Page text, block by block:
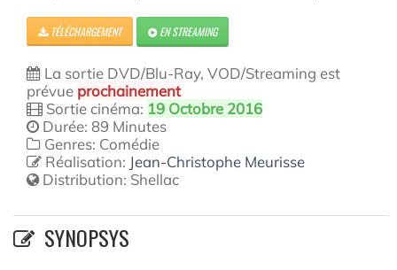
TÉLÉCHARGEMENT EN STREAMING
La sortie DVD/Blu-Ray, VOD/Streaming est
prévue prochainement
Sortie cinéma: 19 Octobre 2016
Durée: 89 Minutes
Genres: Comédie
Réalisation: Jean-Christophe Meurisse
Distribution: Shellac
SYNOPSYS